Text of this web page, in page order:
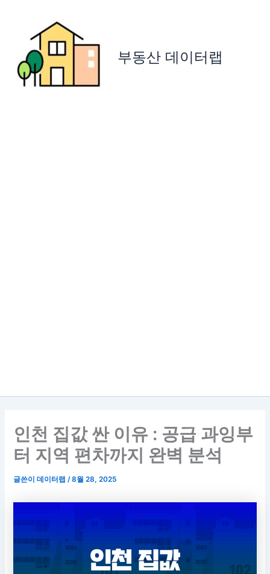
부동산 데이터랩
인천 집값 싼 이유 : 공급 과잉부
터 지역 편차까지 완벽 분석
글쓴이데이터랩/8월 28, 2025